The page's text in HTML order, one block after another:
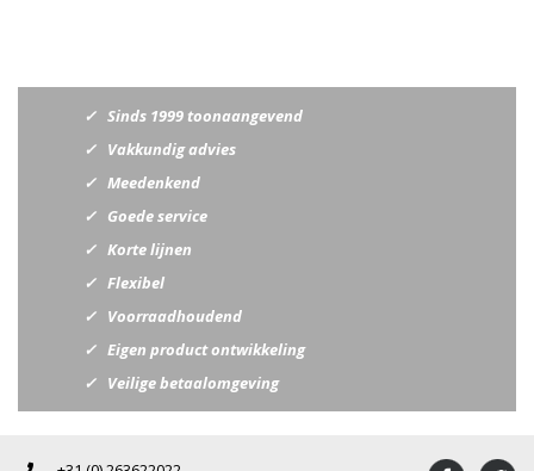
Sinds 1999 toonaangevend
Vakkundig advies
Meedenkend
Goede service
Korte lijnen
Flexibel
Voorraadhoudend
Eigen product ontwikkeling
Veilige betaalomgeving